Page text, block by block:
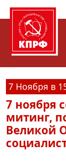
7 Ноября в
7 ноября
митинг,
Великой